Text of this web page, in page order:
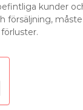
kunder
försäljning,